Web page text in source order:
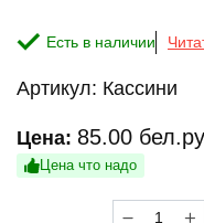
Есть в наличии
Артикул: Кассини
Цена: 85.00
Цена что надо
Количество